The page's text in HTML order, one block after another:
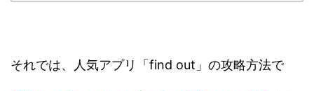
それでは、人気アプリ「find out」の攻略方法で